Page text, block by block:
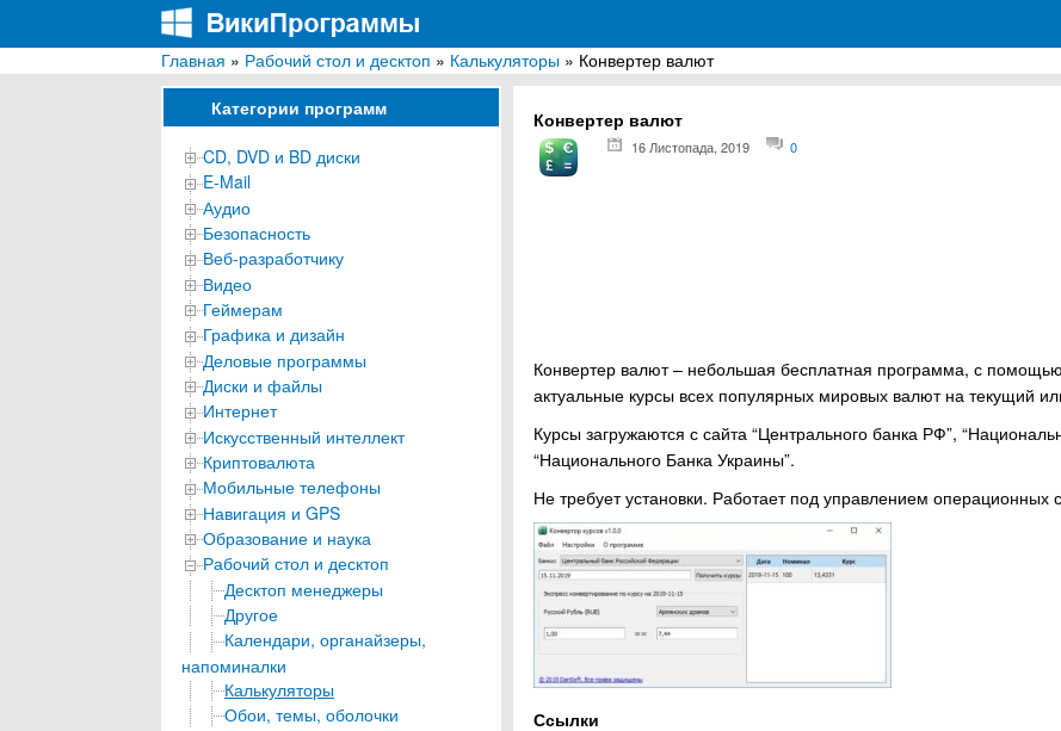
ВикиПрограммы
Энциклопедия бесплатных компьютерных программ для Windows
Главная » Рабочий стол и десктоп » Калькуляторы » Конвертер валют
Категории программ
CD, DVD и BD диски
E-Mail
Аудио
Безопасность
Веб-разработчику
Видео
Геймерам
Графика и дизайн
Деловые программы
Диски и файлы
Интернет
Искусственный интеллект
Криптовалюта
Мобильные телефоны
Навигация и GPS
Образование и наука
Рабочий стол и десктоп
Десктоп менеджеры
Другое
Календари, органайзеры,
напоминалки
Калькуляторы
Обои, темы, оболочки
Конвертер валют
16 Листопада, 2019 0
Конвертер валют – небольшая бесплатная программа, с
актуальные курсы всех популярных мировых валют на текущий
Курсы загружаются с сайта “Центрального банка РФ”,
“Национального Банка Украины”.
Не требует установки. Работает под управлением операционных
Ссылки